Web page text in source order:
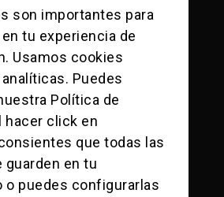
son importantes para
tu experiencia de
Usamos cookies
Puedes
Política de
hacer click en
que todas las
guarden en tu
o puedes configurarlas